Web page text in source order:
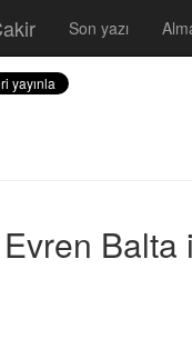
Son yazı
Balta